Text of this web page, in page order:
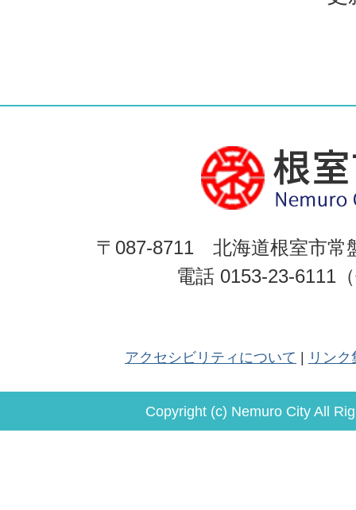
〒087-8711 北海道根室市常
電話 0153-23-6111
アクセシビリティについて リンク
Copyright (c) Nemuro City All